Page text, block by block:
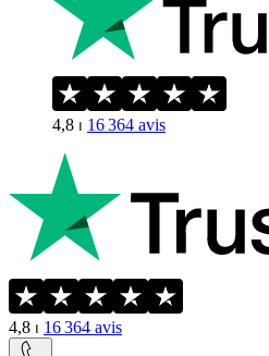
4,8 ⏐ 16 364 avis
4,8 ⏐ 16 364 avis